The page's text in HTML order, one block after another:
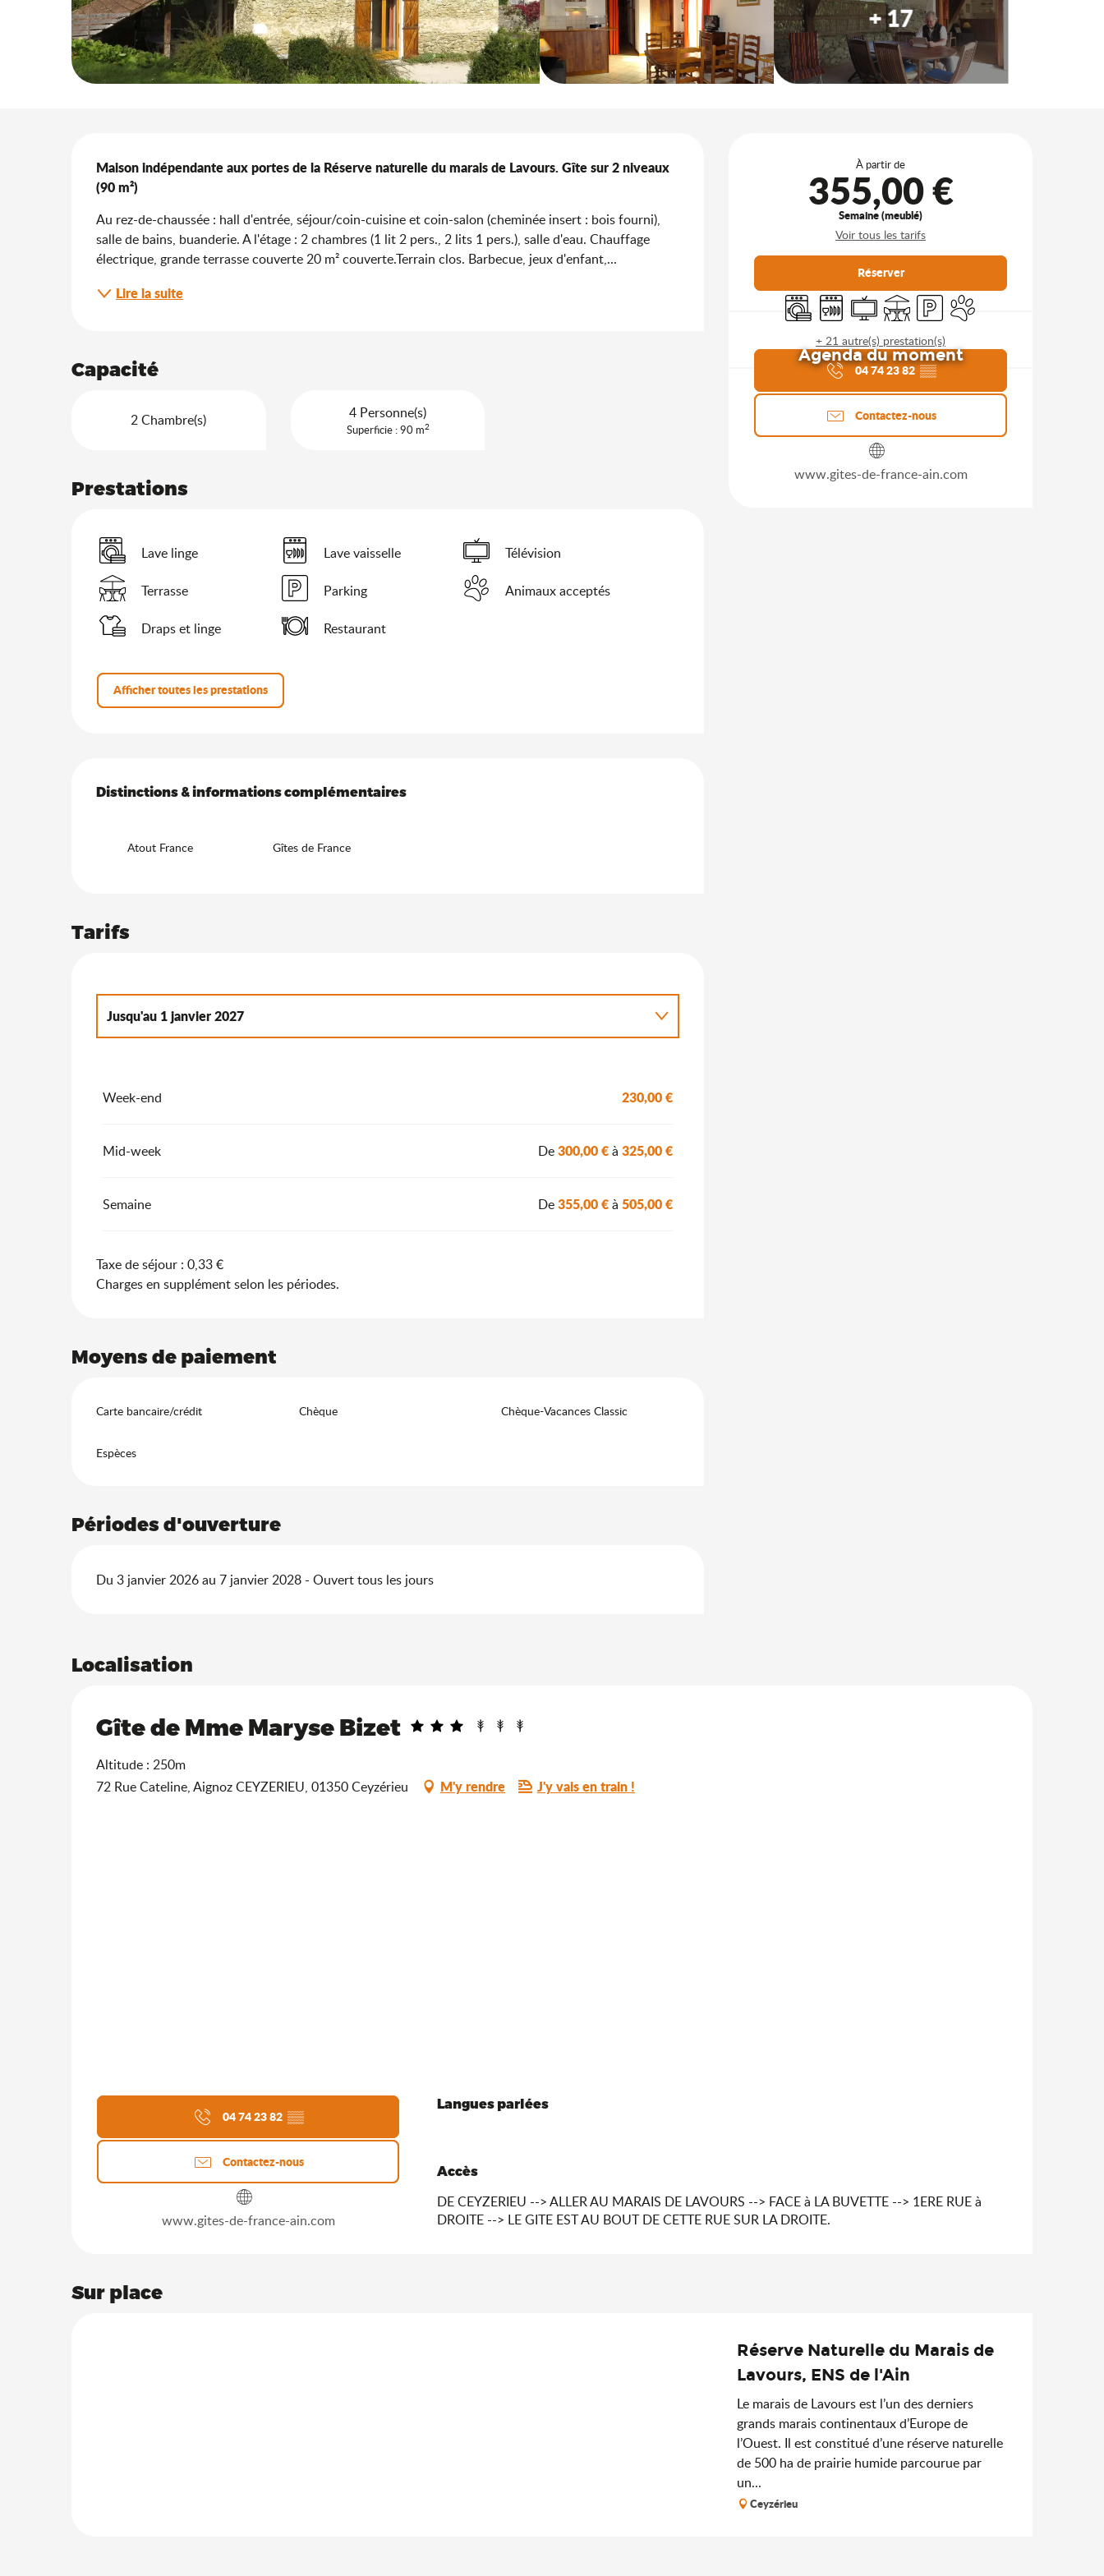
+ 17
Ouverture et coordonnées
À partir de
355,00 €
Semaine (meublé)
Voir tous les tarifs
Réserver
Lave lingeLave vaisselle
TélévisionTerrasseParkingAnimaux acceptés
+ 21 autre(s) prestation(s)
Agenda du moment
04 74 23 82▒▒
Contactez-nous
www.gites-de-france-ain.com
Maison indépendante aux portes de la Réserve naturelle du marais de Lavours. Gîte sur 2 niveaux
(90 m²)
Au rez-de-chaussée : hall d'entrée, séjour/coin-cuisine et coin-salon (cheminée insert : bois fourni),
salle de bains, buanderie. A l'étage : 2 chambres (1 lit 2 pers., 2 lits 1 pers.), salle d'eau. Chauffage
électrique, grande terrasse couverte 20 m² couverte.Terrain clos. Barbecue, jeux d'enfant,...
Lire la suite
Capacité
2 Chambre(s) 4 Personne(s)
Superficie : 90 m2
Prestations
Lave linge Lave vaisselle Télévision
Terrasse Parking Animaux acceptés
Draps et linge Restaurant
Afficher toutes les prestations
Distinctions & informations complémentaires
Distinctions & informations complémentaires
Atout France Gîtes de France
Tarifs
Jusqu'au 1 janvier 2027
Week-end 230,00 €
Mid-week De300,00 €à325,00 €
Semaine De355,00 €à505,00 €
Taxe de séjour : 0,33 €
Charges en supplément selon les périodes.
Moyens de paiement
Carte bancaire/crédit Chèque Chèque-Vacances Classic
Espèces
Périodes d'ouverture
Du 3 janvier 2026 au 7 janvier 2028 - Ouvert tous les jours
Localisation
Gîte de Mme Maryse Bizet
Altitude : 250m
72 Rue Cateline, Aignoz CEYZERIEU, 01350 Ceyzérieu
M'y rendre J'y vais en train !
04 74 23 82 ▒▒
Contactez-nous
www.gites-de-france-ain.com
Langues parlées
Langues parlées
Accès
Accès
DE CEYZERIEU --> ALLER AU MARAIS DE LAVOURS --> FACE à LA BUVETTE --> 1ERE RUE à
DROITE --> LE GITE EST AU BOUT DE CETTE RUE SUR LA DROITE.
Sur place
Réserve Naturelle du Marais de
Lavours, ENS de l'Ain
Le marais de Lavours est l’un des derniers
grands marais continentaux d’Europe de
l’Ouest. Il est constitué d’une réserve naturelle
de 500 ha de prairie humide parcourue par
un...
Ceyzérieu